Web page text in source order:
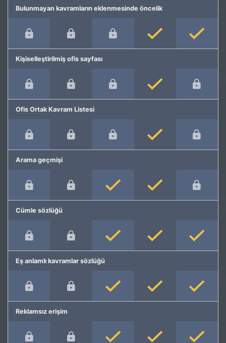
Bulunmayan kavramların eklenmesinde öncelik
Kişiselleştirilmiş ofis sayfası
Ofis Ortak Kavram Listesi
Arama geçmişi
Cümle sözlüğü
Eş anlamlı kavramlar sözlüğü
Reklamsız erişim